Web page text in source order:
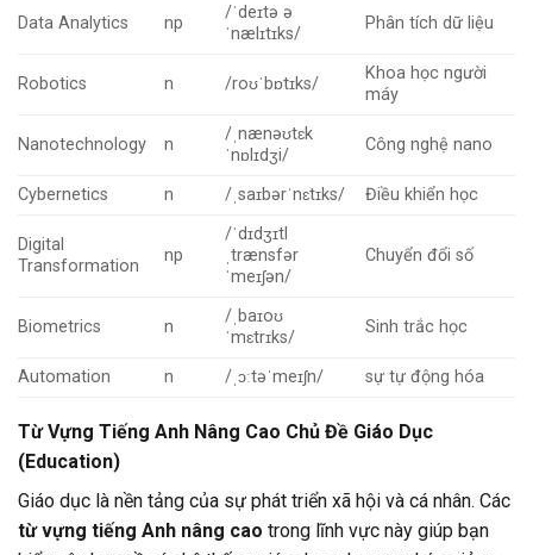
Data Analytics np
/ˈdeɪtə ə
ˈnælɪtɪks/
Phân tích dữ liệu
Robotics n /roʊˈbɒtɪks/
Khoa học người
máy
Nanotechnology n
/ˌnænəʊtɛk
ˈnɒlɪdʒi/
Công nghệ nano
Cybernetics n /ˌsaɪbərˈnɛtɪks/ Điều khiển học
Digital
Transformation
np
/ˈdɪdʒɪtl
ˌtrænsfər
ˈmeɪʃən/
Chuyển đổi số
Biometrics n
/ˌbaɪoʊ
ˈmɛtrɪks/
Sinh trắc học
Automation n /ˌɔːtəˈmeɪʃn/ sự tự động hóa
Từ Vựng Tiếng Anh Nâng Cao Chủ Đề Giáo Dục
(Education)
Giáo dục là nền tảng của sự phát triển xã hội và cá nhân. Các
từ vựng tiếng Anh nâng cao trong lĩnh vực này giúp bạn